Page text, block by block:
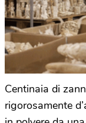
Centinaia di
rigorosamente